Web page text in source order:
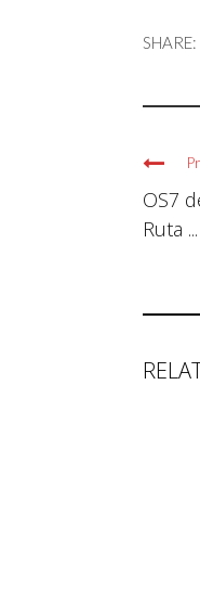
SHARE:
OS7
Ruta ...